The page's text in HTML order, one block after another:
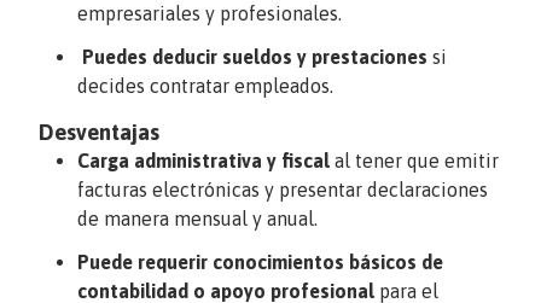
empresariales y profesionales.
Puedes deducir sueldos y prestaciones si
decides contratar empleados.
Desventajas
Carga administrativa y fiscal al tener que emitir
facturas electrónicas y presentar declaraciones
de manera mensual y anual.
Puede requerir conocimientos básicos de
contabilidad o apoyo profesional para el